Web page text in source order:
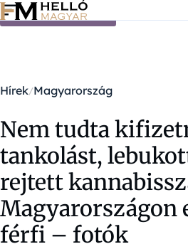
Ugrás a tartalomra
Hírek Magyarország
Nem tudta
tankolást,
rejtett
Magyarországon
férfi – fotók